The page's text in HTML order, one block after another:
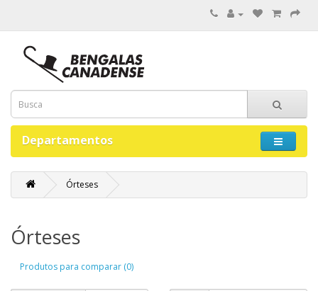
Departamentos
Órteses
Órteses
Produtos para comparar (0)